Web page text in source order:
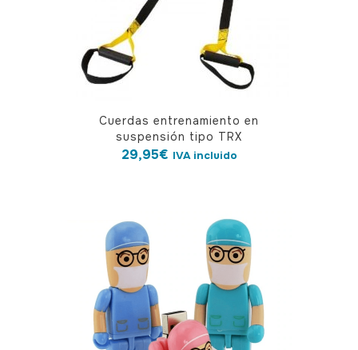
Cuerdas entrenamiento en
suspensión tipo TRX
29,95€ IVA incluido